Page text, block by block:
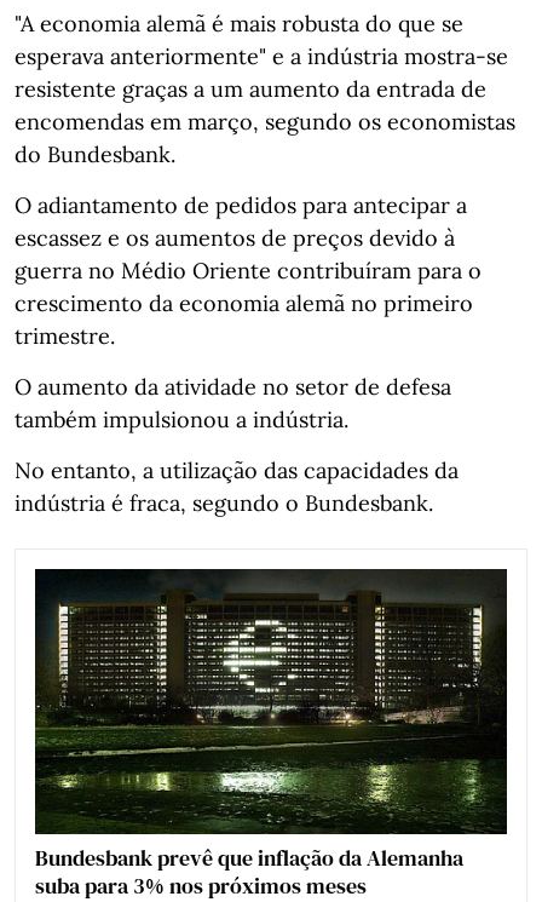
"A economia alemã é mais robusta do que se
esperava anteriormente" e a indústria mostra-se
resistente graças a um aumento da entrada de
encomendas em março, segundo os economistas
do Bundesbank.
O adiantamento de pedidos para antecipar a
escassez e os aumentos de preços devido à
guerra no Médio Oriente contribuíram para o
crescimento da economia alemã no primeiro
trimestre.
O aumento da atividade no setor de defesa
também impulsionou a indústria.
No entanto, a utilização das capacidades da
indústria é fraca, segundo o Bundesbank.
Bundesbank prevê que inflação da Alemanha
suba para 3% nos próximos meses